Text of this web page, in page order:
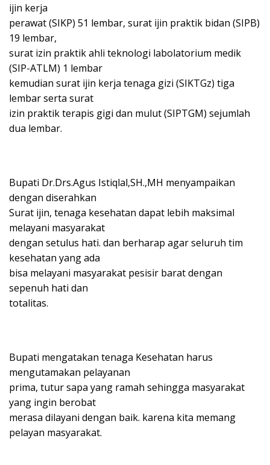
ijin kerja
perawat (SIKP) 51 lembar, surat ijin praktik bidan (SIPB)
19 lembar,
surat izin praktik ahli teknologi labolatorium medik
(SIP-ATLM) 1 lembar
kemudian surat ijin kerja tenaga gizi (SIKTGz) tiga
lembar serta surat
izin praktik terapis gigi dan mulut (SIPTGM) sejumlah
dua lembar.
Bupati Dr.Drs.Agus Istiqlal,SH.,MH menyampaikan
dengan diserahkan
Surat ijin, tenaga kesehatan dapat lebih maksimal
melayani masyarakat
dengan setulus hati. dan berharap agar seluruh tim
kesehatan yang ada
bisa melayani masyarakat pesisir barat dengan
sepenuh hati dan
totalitas.
Bupati mengatakan tenaga Kesehatan harus
mengutamakan pelayanan
prima, tutur sapa yang ramah sehingga masyarakat
yang ingin berobat
merasa dilayani dengan baik. karena kita memang
pelayan masyarakat.